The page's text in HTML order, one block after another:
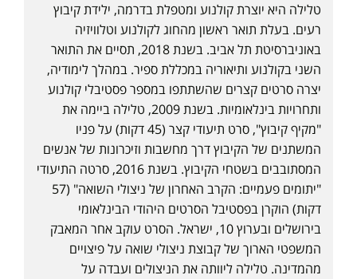
טלילה היא יוצרת קולנוע ומטפלת בדרמה, ילידת קיבוץ
רעים. בעלת תואר ראשון מהחוג לקולנוע וטלוויזיה
באוניברסיטת תל אביב. בשנת 2018, תסיים את התואר
השני בקולנוע ותיאוריה במכללת ספיר. במהלך לימודיה,
יצרה סרטים קצרים שהשתתפו במספר פסטיבלי קולנוע
ותחרויות בינלאומיות. בשנת 2009, טלילה ביימה את
"מקיף קיבוץ", סרט תיעודי קצר (45 דקות) על פניו
המשתנים של הקיבוץ דרך מחשבות וזיכרונות של אנשים
המסתובבים בשטחי הקיבוץ. בשנת 2016, סרטה התיעודי
"יתומים פעמיים: הקרב האחרון של ניצולי השואה" (57
דקות) הוקרן בפסטיבל הסרטים היהודי הבינלאומי
בירושלים ובערוץ 10, ישראל. הסרט עוקב אחר המאבק
המשפטי הארוך של קבוצת ניצולי שואה על פיצויים
מהמדינה. טלילה ליוותה את הניצולים ועבדה על